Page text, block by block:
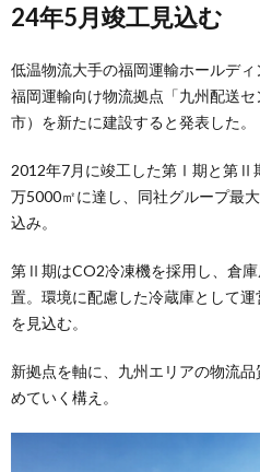
24年5月竣工見込む
低温物流大手の福岡運輸ホールデ
福岡運輸向け物流拠点「九州配送
市）を新たに建設すると発表した。
2012年7月に竣工した第Ⅰ期と第Ⅱ
万5000㎡に達し、同社グループ最
込み。
第Ⅱ期はCO2冷凍機を採用し、倉
置。環境に配慮した冷蔵庫として
を見込む。
新拠点を軸に、九州エリアの物流
めていく構え。